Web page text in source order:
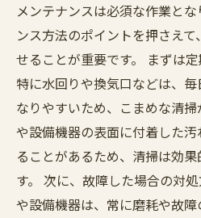
メンテナンスは必須な作業と
ンス方法のポイントを押さえ
せることが重要です。 まずは定
特に水回りや換気口などは、
なりやすいため、こまめな清
や設備機器の表面に付着した
ることがあるため、清掃は効
す。 次に、故障した場合の対
や設備機器は、常に磨耗や故